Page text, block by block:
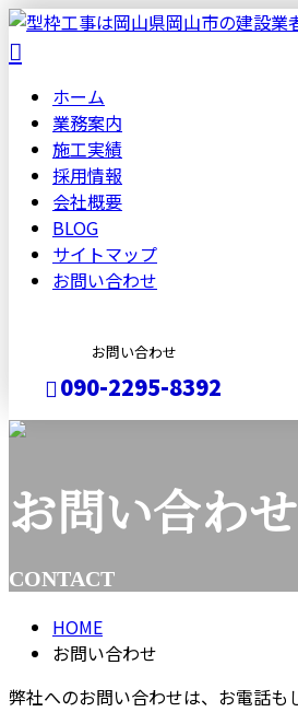
ホーム
業務案内
施工実績
採用情報
会社概要
BLOG
サイトマップ
お問い合わせ
お問い合わせ
090-2295-8392
メールフォーム
お問い合わせ
CONTACT
HOME
お問い合わせ
弊社へのお問い合わせは、お電話も